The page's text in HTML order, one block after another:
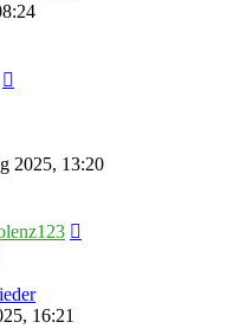
2025, 13:20
16:21